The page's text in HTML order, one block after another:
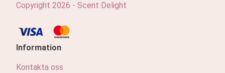
Copyright 2026 - Scent Delight
Information
Kontakta oss